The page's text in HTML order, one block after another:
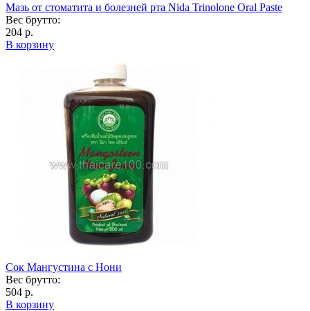
Мазь от стоматита и болезней рта Nida Trinolone Oral Paste
Вес брутто:
204 р.
В корзину
Сок Мангустина с Нони
Вес брутто:
504 р.
В корзину